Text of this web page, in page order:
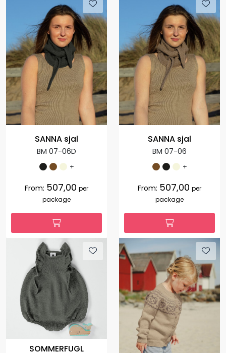
SANNA sjal
BM 07-06D
+
From: 507,00 per
package
SANNA sjal
BM 07-06
+
From: 507,00 per
package
SOMMERFUGL